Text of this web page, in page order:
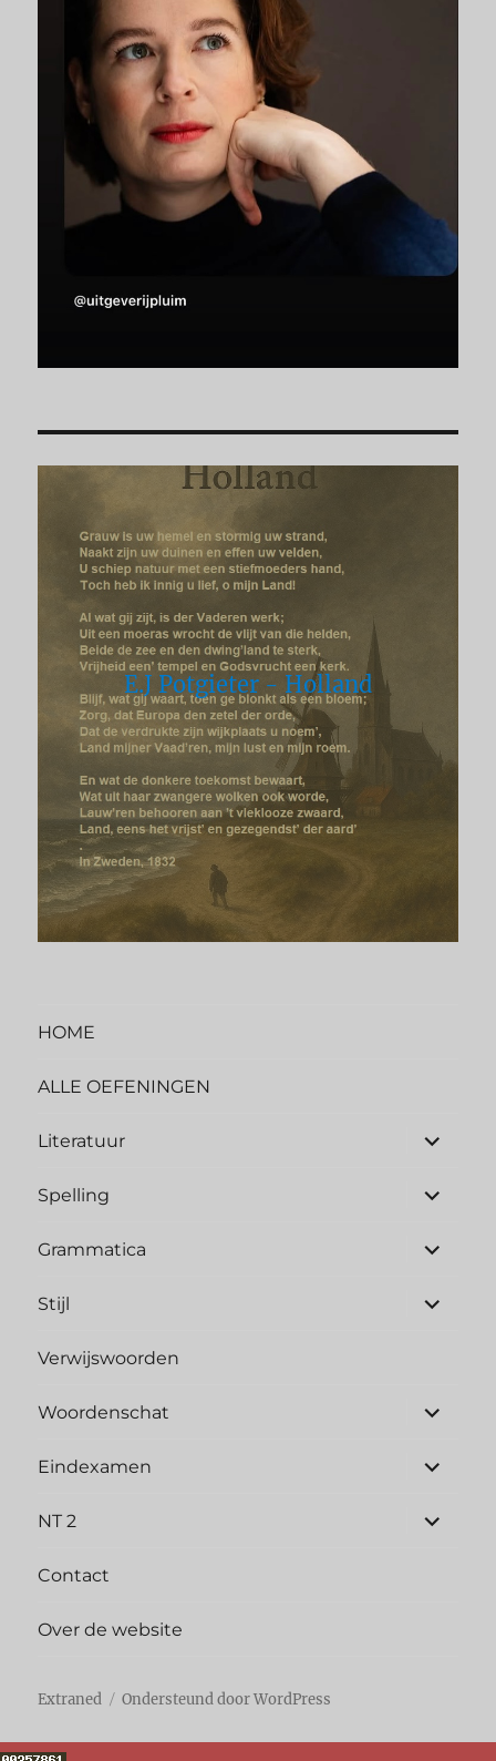
E.J Potgieter - Holland
HOME
ALLE OEFENINGEN
Literatuur
Spelling
Grammatica
Stijl
Verwijswoorden
Woordenschat
Eindexamen
NT 2
Contact
Over de website
Extraned Ondersteund door WordPress